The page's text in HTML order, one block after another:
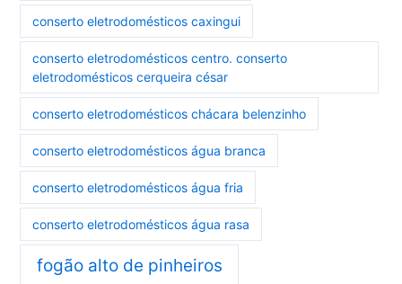
conserto eletrodomésticos caxingui
conserto eletrodomésticos centro. conserto
eletrodomésticos cerqueira césar
conserto eletrodomésticos chácara belenzinho
conserto eletrodomésticos água branca
conserto eletrodomésticos água fria
conserto eletrodomésticos água rasa
fogão alto de pinheiros